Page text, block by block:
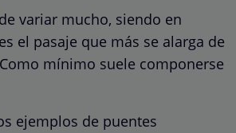
variar mucho, siendo en
el pasaje que más se alarga de
mínimo suele componerse
ejemplos de puentes